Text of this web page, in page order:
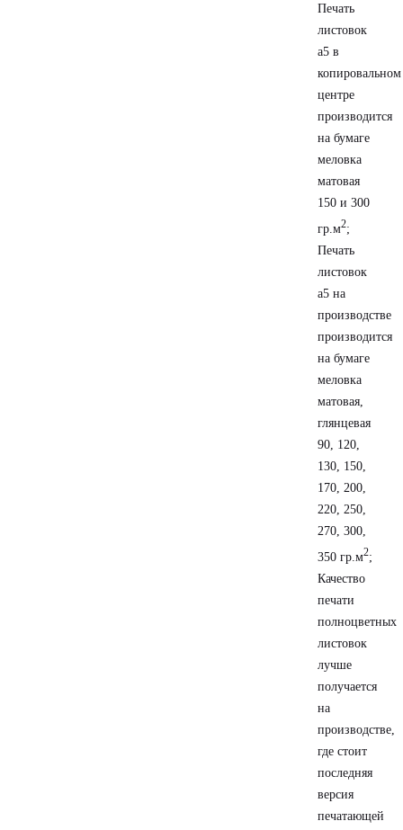
Печать
листовок
а5 в
копировальном
центре
производится
на бумаге
меловка
матовая
150 и 300
гр.м2;
Печать
листовок
а5 на
производстве
производится
на бумаге
меловка
матовая,
глянцевая
90, 120,
130, 150,
170, 200,
220, 250,
270, 300,
350 гр.м2;
Качество
печати
полноцветных
листовок
лучше
получается
на
производстве,
где стоит
последняя
версия
печатающей